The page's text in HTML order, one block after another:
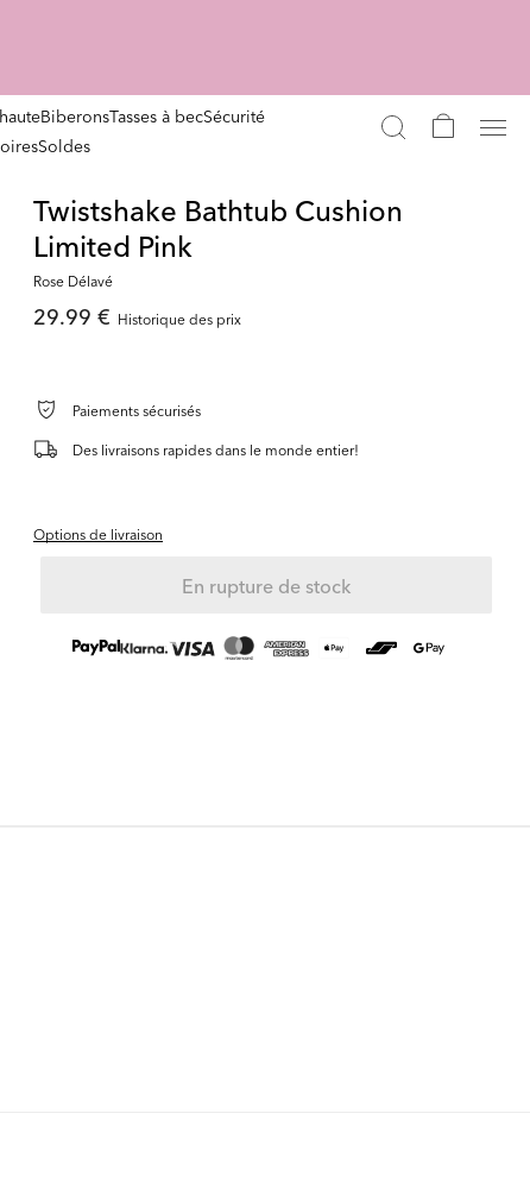
BiberonsTasses à becSécurité
Soldes
Twistshake Bathtub Cushion
Limited Pink
Rose Délavé
29.99 € Historique des prix
Paiements sécurisés
Des livraisons rapides dans le monde entier!
Options de livraison
En rupture de stock